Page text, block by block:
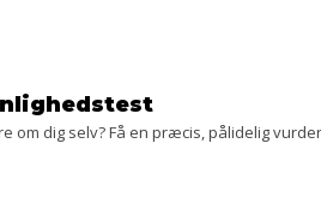
om dig selv? Få en præcis, pålidelig